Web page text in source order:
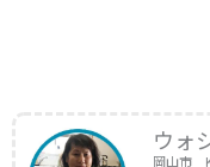
ウォ
岡山市